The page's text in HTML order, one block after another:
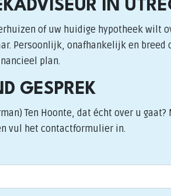
IN
of uw huidige hypotheek wilt
Persoonlijk, onafhankelijk en breed
plan.
GESPREK
Ten Hoonte, dat écht over u gaat?
vul het contactformulier in.